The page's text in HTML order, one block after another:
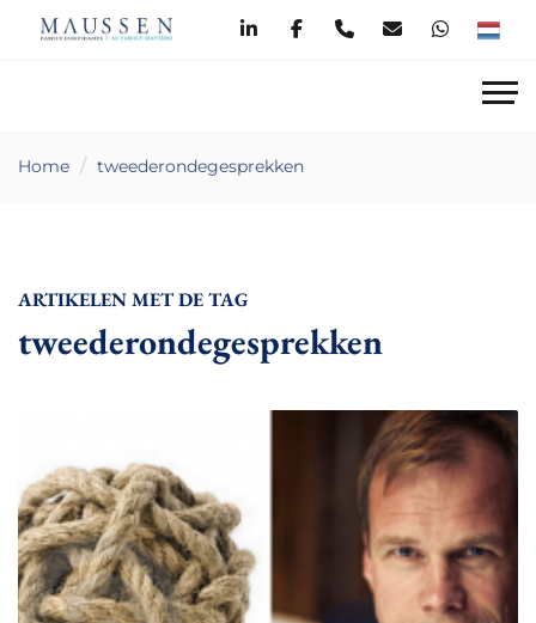
Home tweederondegesprekken
ARTIKELEN MET DE TAG
tweederondegesprekken